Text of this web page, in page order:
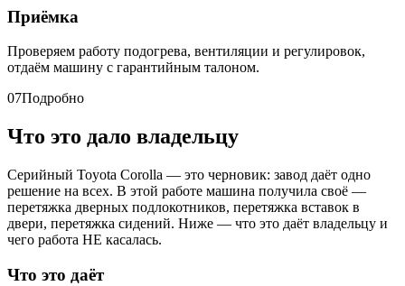
Приёмка
Проверяем работу подогрева, вентиляции и регулировок,
отдаём машину с гарантийным талоном.
07Подробно
Что это дало владельцу
Серийный Toyota Corolla — это черновик: завод даёт одно
решение на всех. В этой работе машина получила своё —
перетяжка дверных подлокотников, перетяжка вставок в
двери, перетяжка сидений. Ниже — что это даёт владельцу и
чего работа НЕ касалась.
Что это даёт